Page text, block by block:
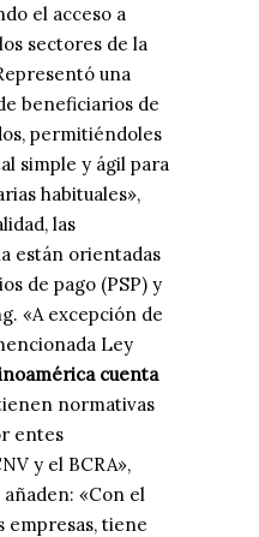
el acceso a
sectores de la
una
beneficiarios de
permitiéndoles
simple y ágil para
habituales»,
las
están orientadas
de pago (PSP) y
«A excepción de
Ley
cuenta
normativas
entes
y el BCRA»,
añaden: «Con el
empresas, tiene